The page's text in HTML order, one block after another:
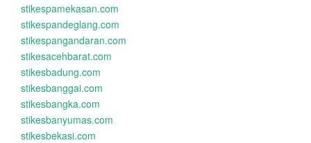
stikespamekasan.com
stikespandeglang.com
stikespangandaran.com
stikesacehbarat.com
stikesbadung.com
stikesbanggai.com
stikesbangka.com
stikesbanyumas.com
stikesbekasi.com